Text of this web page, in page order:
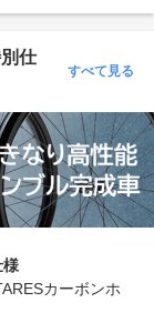
仕
すべて見る
様
カーボンホ